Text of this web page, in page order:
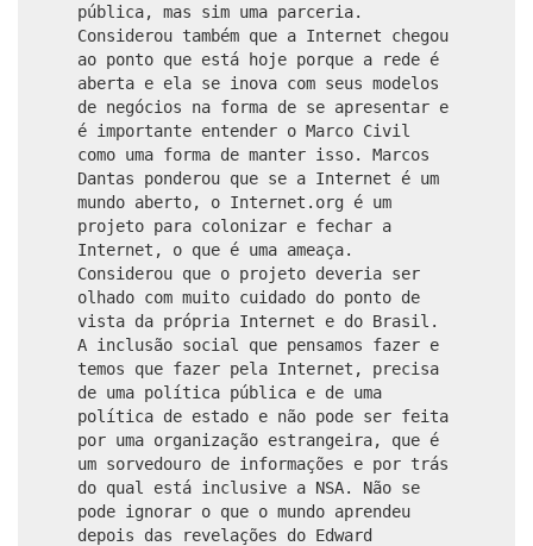
pública, mas sim uma parceria.
Considerou também que a Internet chegou
ao ponto que está hoje porque a rede é
aberta e ela se inova com seus modelos
de negócios na forma de se apresentar e
é importante entender o Marco Civil
como uma forma de manter isso. Marcos
Dantas ponderou que se a Internet é um
mundo aberto, o Internet.org é um
projeto para colonizar e fechar a
Internet, o que é uma ameaça.
Considerou que o projeto deveria ser
olhado com muito cuidado do ponto de
vista da própria Internet e do Brasil.
A inclusão social que pensamos fazer e
temos que fazer pela Internet, precisa
de uma política pública e de uma
política de estado e não pode ser feita
por uma organização estrangeira, que é
um sorvedouro de informações e por trás
do qual está inclusive a NSA. Não se
pode ignorar o que o mundo aprendeu
depois das revelações do Edward